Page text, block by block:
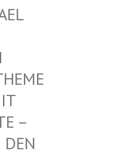
G
–
WI
WA